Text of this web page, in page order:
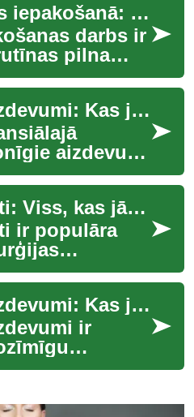
Darbs pārtikas iepakošanā: kas jāzina par profesiju
darbs ir
pilna
ka
nonāk pie
Personīgie aizdevumi: Kas jāzina par finanšu risinājumu
aizdevumi
palīdz
Krūšu implanti: Viss, kas jāzina par krūšu palielināšanas operāciju
ir populāra
ļauj sievietēm
savu
Personīgie aizdevumi: Kas jāzina par finansējuma iespējām
ir
daudziem
meklē papildu